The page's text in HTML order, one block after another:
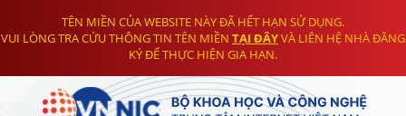
TÊN MIỀN CỦA WEBSITE NÀY ĐÃ HẾT HẠN SỬ DỤNG.
VUI LÒNG TRA CỨU THÔNG TIN TÊN MIỀN TẠI ĐÂYVÀ LIÊN HỆ NHÀ ĐĂNG
KÝ ĐỂ THỰC HIỆN GIA HẠN.